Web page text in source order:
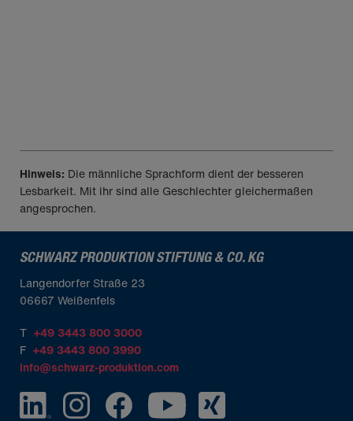
Über uns
Hinweis: Die männliche Sprachform dient der besseren
Lesbarkeit. Mit ihr sind alle Geschlechter gleichermaßen
angesprochen.
SCHWARZ PRODUKTION STIFTUNG & CO. KG
Langendorfer Straße 23
06667 Weißenfels
T +49 3443 800 3000
F +49 3443 800 3990
info@schwarz-produktion.com